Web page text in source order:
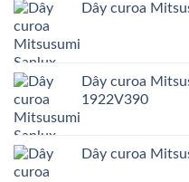
Dây curoa
Dây curoa
1922V390
Dây curoa